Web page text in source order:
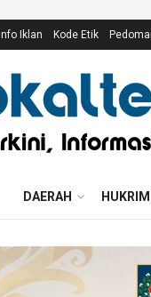
Info Iklan Kode Etik
DAERAH HUKRIM